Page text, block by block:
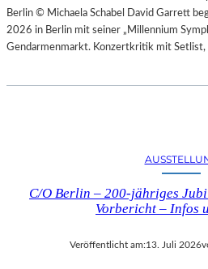
Berlin © Michaela Schabel David Garrett
2026 in Berlin mit seiner „Millennium
Gendarmenmarkt. Konzertkritik mit Setlist,
C/O Berlin – 200-jähriges
Vorbericht – Infos
Veröffentlicht am:13. Juli 2026